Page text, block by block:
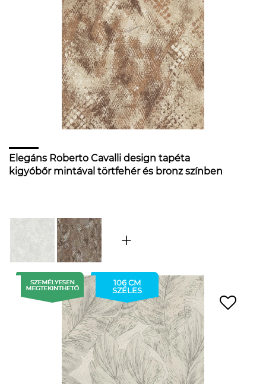
Elegáns Roberto Cavalli design tapéta
kigyóbőr mintával törtfehér és bronz színben
106 CM
SZÉLES